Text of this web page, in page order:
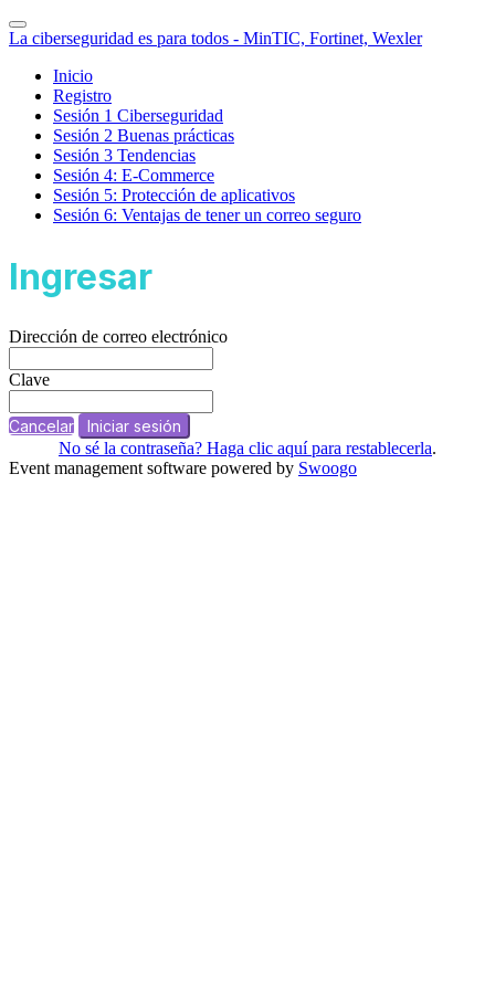
La ciberseguridad es para todos - MinTIC, Fortinet, Wexler
Inicio
Registro
Sesión 1 Ciberseguridad
Sesión 2 Buenas prácticas
Sesión 3 Tendencias
Sesión 4: E-Commerce
Sesión 5: Protección de aplicativos
Sesión 6: Ventajas de tener un correo seguro
Ingresar
Dirección de correo electrónico
Clave
Cancelar
Iniciar sesión
No sé la contraseña? Haga clic aquí para restablecerla.
Event management software powered by Swoogo